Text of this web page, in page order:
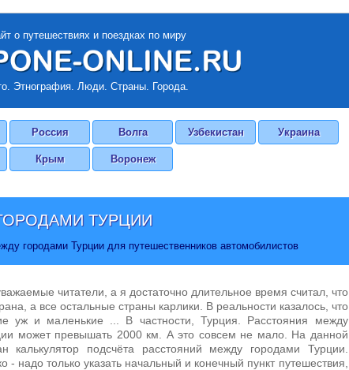
о путешествиях и поездках по миру
Этнография. Люди. Страны. Города.
Россия Волга Узбекистан Украина
Крым Воронеж
ТУРЦИИ
городами Турции для путешественников автомобилистов
читатели, а я достаточно длительное время считал, что
а все остальные страны карлики. В реальности казалось, что
уж и маленькие ... В частности, Турция. Расстояния между
может превышать 2000 км. А это совсем не мало. На данной
калькулятор подсчёта расстояний между городами Турции.
- надо только указать начальный и конечный пункт путешествия,